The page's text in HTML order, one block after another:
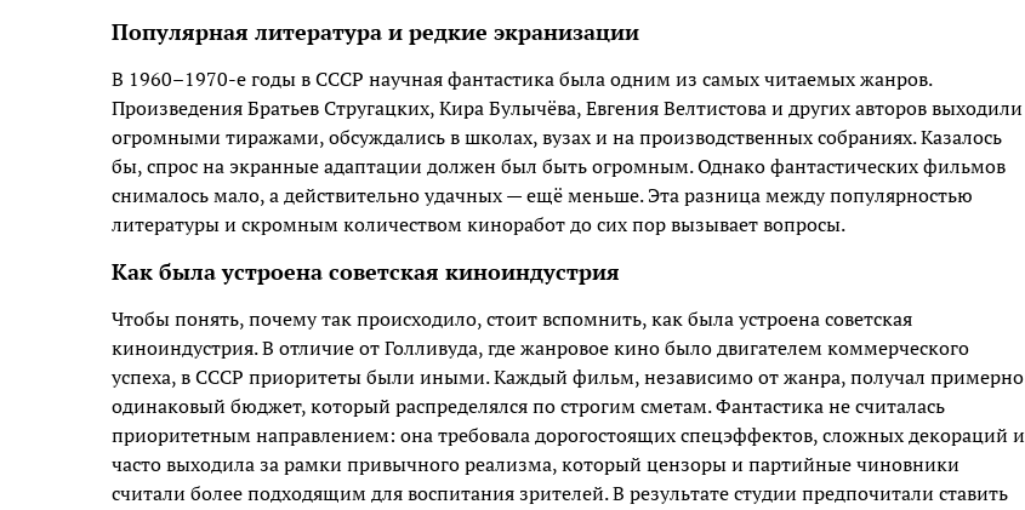
Популярная литература и редкие экранизации
В 1960–1970-е годы в СССР научная фантастика была одним из самых читаемых жанров.
Произведения Братьев Стругацких, Кира Булычёва, Евгения Велтистова и других авторов выходили
огромными тиражами, обсуждались в школах, вузах и на производственных собраниях. Казалось
бы, спрос на экранные адаптации должен был быть огромным. Однако фантастических фильмов
снималось мало, а действительно удачных — ещё меньше. Эта разница между популярностью
литературы и скромным количеством киноработ до сих пор вызывает вопросы.
Как была устроена советская киноиндустрия
Чтобы понять, почему так происходило, стоит вспомнить, как была устроена советская
киноиндустрия. В отличие от Голливуда, где жанровое кино было двигателем коммерческого
успеха, в СССР приоритеты были иными. Каждый фильм, независимо от жанра, получал примерно
одинаковый бюджет, который распределялся по строгим сметам. Фантастика не считалась
приоритетным направлением: она требовала дорогостоящих спецэффектов, сложных декораций и
часто выходила за рамки привычного реализма, который цензоры и партийные чиновники
считали более подходящим для воспитания зрителей. В результате студии предпочитали ставить